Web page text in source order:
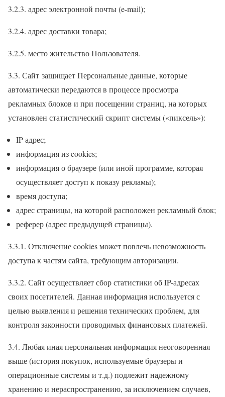
3.2.3. адрес электронной почты (e-mail);
3.2.4. адрес доставки товара;
3.2.5. место жительство Пользователя.
3.3. Сайт защищает Персональные данные, которые
автоматически передаются в процессе просмотра
рекламных блоков и при посещении страниц, на которых
установлен статистический скрипт системы («пиксель»):
IP адрес;
информация из cookies;
информация о браузере (или иной программе, которая
осуществляет доступ к показу рекламы);
время доступа;
адрес страницы, на которой расположен рекламный блок;
реферер (адрес предыдущей страницы).
3.3.1. Отключение cookies может повлечь невозможность
доступа к частям сайта, требующим авторизации.
3.3.2. Сайт осуществляет сбор статистики об IP-адресах
своих посетителей. Данная информация используется с
целью выявления и решения технических проблем, для
контроля законности проводимых финансовых платежей.
3.4. Любая иная персональная информация неоговоренная
выше (история покупок, используемые браузеры и
операционные системы и т.д.) подлежит надежному
хранению и нераспространению, за исключением случаев,